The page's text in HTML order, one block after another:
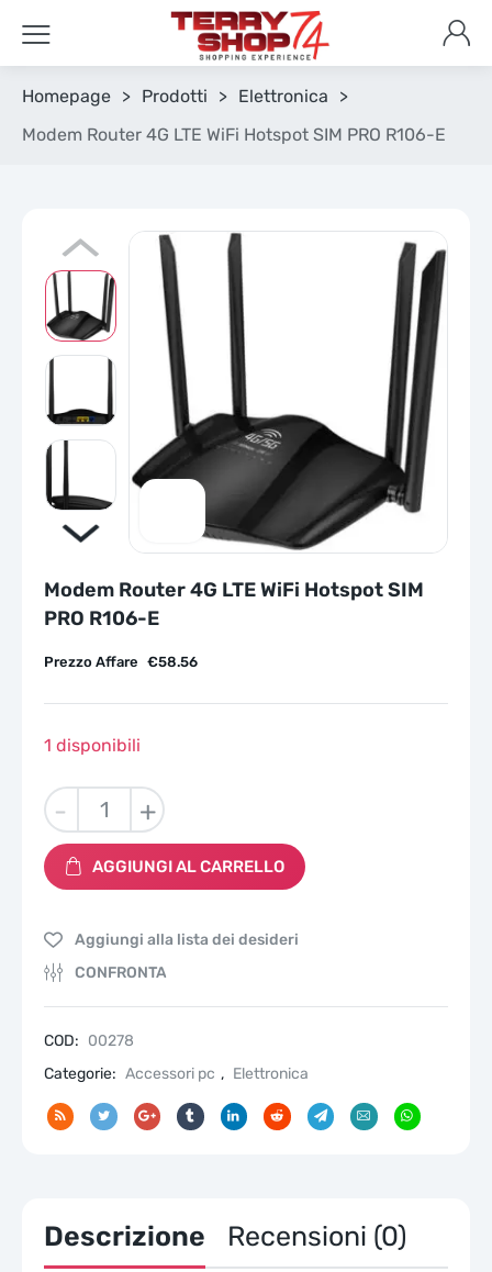
Homepage > Prodotti > Elettronica
>
Modem Router 4G LTE WiFi Hotspot SIM PRO R106-E
Modem Router 4G LTE WiFi Hotspot SIM
PRO R106-E
€58.56
Prezzo Affare
1 disponibili
-
Modem
Router
4G
LTE
WiFi
SIM
PRO
quantità
+
AGGIUNGI AL CARRELLO
Aggiungi alla lista dei desideri
CONFRONTA
COD: 00278
Categorie: Accessori pc , Elettronica
Descrizione Recensioni (0)